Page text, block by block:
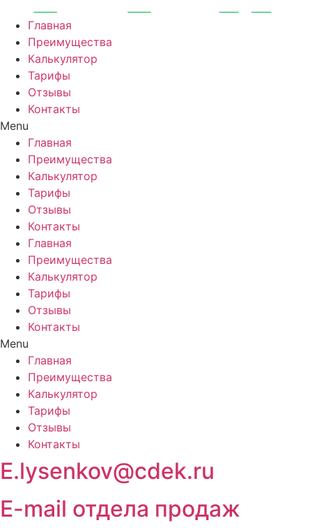
Перейти
содержимому
Главная
Преимущества
Калькулятор
Тарифы
Отзывы
Контакты
Menu
Главная
Преимущества
Калькулятор
Тарифы
Отзывы
Контакты
Главная
Преимущества
Калькулятор
Тарифы
Отзывы
Контакты
Menu
Главная
Преимущества
Калькулятор
Тарифы
Отзывы
Контакты
E.lysenkov@cdek.ru
E-mail отдела продаж